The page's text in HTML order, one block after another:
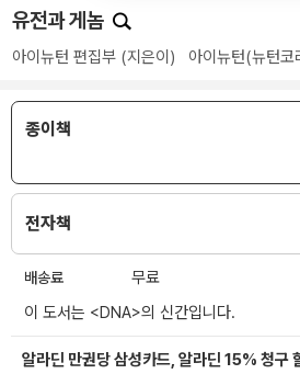
유전과 게놈
아이뉴턴 편집부 (지은이) 아이뉴턴(뉴턴코
종이책
전자책
배송료
무료
이 도서는 <DNA>의 신간입니다.
알라딘 만권당 삼성카드, 알라딘 15% 청구